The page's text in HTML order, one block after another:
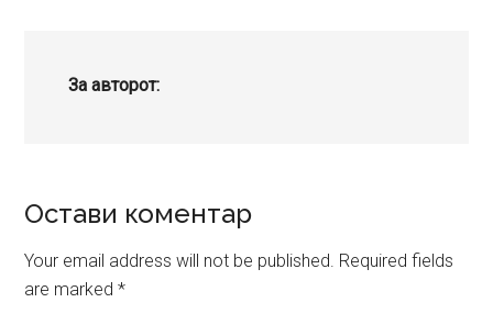
За авторот:
Reader
Interactions
Остави коментар
Your email address will not be published. Required fields
are marked*